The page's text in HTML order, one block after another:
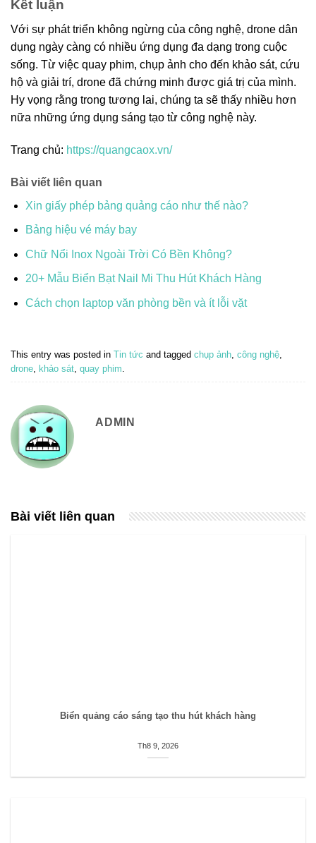
Kết luận
Với sự phát triển không ngừng của công nghệ, drone dân
dụng ngày càng có nhiều ứng dụng đa dạng trong cuộc
sống. Từ việc quay phim, chụp ảnh cho đến khảo sát, cứu
hộ và giải trí, drone đã chứng minh được giá trị của mình.
Hy vọng rằng trong tương lai, chúng ta sẽ thấy nhiều hơn
nữa những ứng dụng sáng tạo từ công nghệ này.
Trang chủ: https://quangcaox.vn/
Bài viết liên quan
Xin giấy phép bảng quảng cáo như thế nào?
Bảng hiệu vé máy bay
Chữ Nổi Inox Ngoài Trời Có Bền Không?
20+ Mẫu Biển Bạt Nail Mi Thu Hút Khách Hàng
Cách chọn laptop văn phòng bền và ít lỗi vặt
This entry was posted in Tin tức and tagged chụp ảnh, công nghệ,
drone, khảo sát, quay phim.
ADMIN
Bài viết liên quan
Biển quảng cáo sáng tạo thu hút khách hàng
Th8 9, 2026